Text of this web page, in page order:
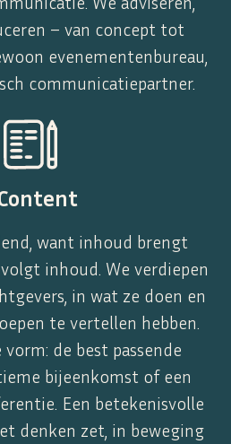
– van concept tot
evenementenbureau,
communicatiepartner.
want inhoud brengt
inhoud. We verdiepen
in wat ze doen en
te vertellen hebben.
de best passende
bijeenkomst of een
Een betekenisvolle
denken zet, in beweging